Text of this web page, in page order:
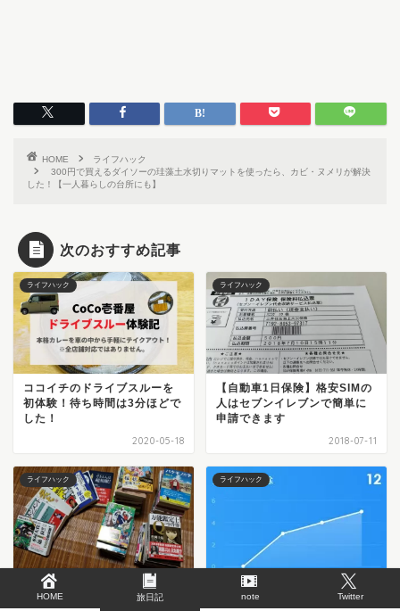
HOME
ライフハック
300円で買えるダイソーの珪藻土水切りマットを使ったら、カビ・ヌメリが解決
した！【一人暮らしの台所にも】
次のおすすめ記事
ライフハック
ココイチのドライブスルーを
初体験！待ち時間は3分ほどで
した！
2020-05-18
ライフハック
【自動車1日保険】格安SIMの
人はセブンイレブンで簡単に
申請できます
2018-07-11
ライフハック
中古本82冊をネットで簡単に
買取査定してみた。郵送で簡
ライフハック
Twitterで誰にフォロー解除
HOME 旅日記 note Twitter